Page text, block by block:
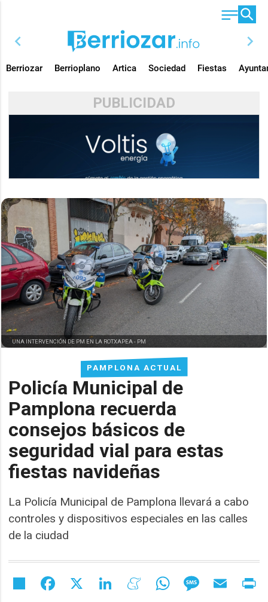
chevron_left chevron_right
Berriozar Berrioplano Artica Sociedad Fiestas
PUBLICIDAD
PAMPLONA ACTUAL
Policía Municipal de
Pamplona recuerda
consejos básicos de
seguridad vial para estas
fiestas navideñas
La Policía Municipal de Pamplona llevará a cabo
controles y dispositivos especiales en las calles
de la ciudad
UNA INTERVENCIÓN DE PM EN LA ROTXAPEA - PM
Share Facebook LinkedIn MeneameWhatsAppMessageEmail